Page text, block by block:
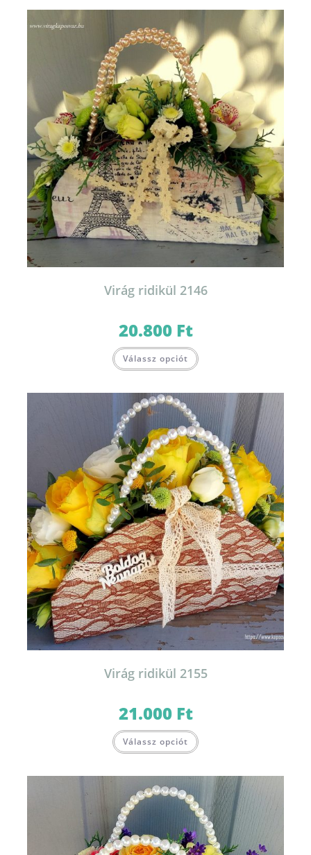
Virág ridikül 2146
20.800 Ft
Válassz opciót
Virág ridikül 2155
21.000 Ft
Válassz opciót